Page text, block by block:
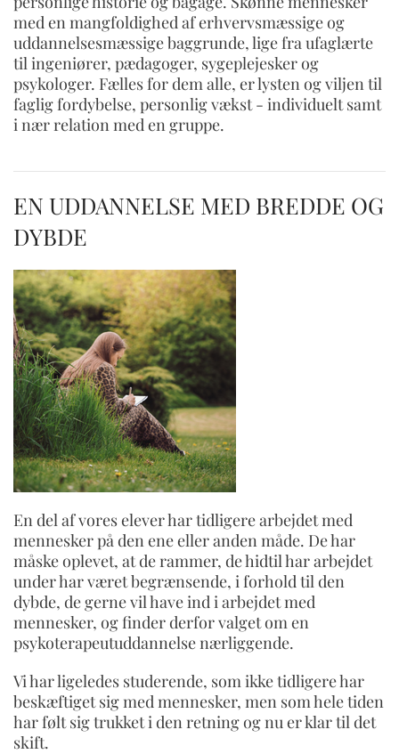
med en mangfoldighed af erhvervsmæssige og
uddannelsesmæssige baggrunde, lige fra ufaglærte
til ingeniører, pædagoger, sygeplejesker og
psykologer. Fælles for dem alle, er lysten og viljen til
faglig fordybelse, personlig vækst - individuelt samt
i nær relation med en gruppe.
EN UDDANNELSE MED BREDDE OG
DYBDE
En del af vores elever har tidligere arbejdet med
mennesker på den ene eller anden måde. De har
måske oplevet, at de rammer, de hidtil har arbejdet
under har været begrænsende, i forhold til den
dybde, de gerne vil have ind i arbejdet med
mennesker, og finder derfor valget om en
psykoterapeutuddannelse nærliggende.
Vi har ligeledes studerende, som ikke tidligere har
beskæftiget sig med mennesker, men som hele tiden
har følt sig trukket i den retning og nu er klar til det
skift.